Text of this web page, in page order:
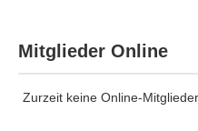
Mitglieder Online
Zurzeit keine Online-Mitglieder